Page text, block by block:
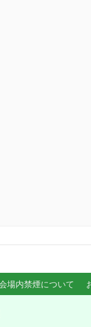
場内禁煙について